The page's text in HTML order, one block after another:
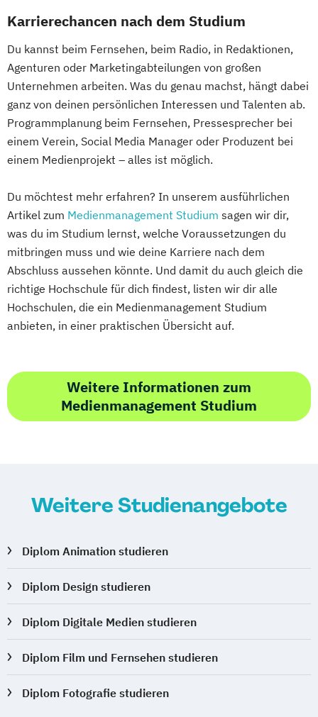
Karrierechancen nach dem Studium
Du kannst beim Fernsehen, beim Radio, in Redaktionen,
Agenturen oder Marketingabteilungen von großen
Unternehmen arbeiten. Was du genau machst, hängt dabei
ganz von deinen persönlichen Interessen und Talenten ab.
Programmplanung beim Fernsehen, Pressesprecher bei
einem Verein, Social Media Manager oder Produzent bei
einem Medienprojekt – alles ist möglich.
Du möchtest mehr erfahren? In unserem ausführlichen
Artikel zum Medienmanagement Studium sagen wir dir,
was du im Studium lernst, welche Voraussetzungen du
mitbringen muss und wie deine Karriere nach dem
Abschluss aussehen könnte. Und damit du auch gleich die
richtige Hochschule für dich findest, listen wir dir alle
Hochschulen, die ein Medienmanagement Studium
anbieten, in einer praktischen Übersicht auf.
Weitere Informationen zum
Medienmanagement Studium
Weitere Studienangebote
Diplom Animation studieren
Diplom Design studieren
Diplom Digitale Medien studieren
Diplom Film und Fernsehen studieren
Diplom Fotografie studieren